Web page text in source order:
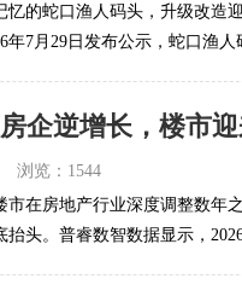
忆的蛇口渔人码头，升级改造
年7月29日发布公示，蛇口渔人
企逆增长，楼市
浏览：1544
市在房地产行业深度调整数年
头。普睿数智数据显示，